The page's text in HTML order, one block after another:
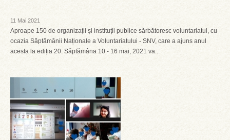
11 Mai 2021
Aproape 150 de organizații și instituții publice sărbătoresc voluntariatul, cu
ocazia Săptămânii Naționale a Voluntariatului - SNV, care a ajuns anul
acesta la ediția 20. Săptămâna 10 - 16 mai, 2021 va...